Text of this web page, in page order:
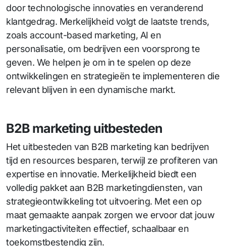
door technologische innovaties en veranderend
klantgedrag. Merkelijkheid volgt de laatste trends,
zoals account-based marketing, AI en
personalisatie, om bedrijven een voorsprong te
geven. We helpen je om in te spelen op deze
ontwikkelingen en strategieën te implementeren die
relevant blijven in een dynamische markt.
B2B marketing uitbesteden
Het uitbesteden van B2B marketing kan bedrijven
tijd en resources besparen, terwijl ze profiteren van
expertise en innovatie. Merkelijkheid biedt een
volledig pakket aan B2B marketingdiensten, van
strategieontwikkeling tot uitvoering. Met een op
maat gemaakte aanpak zorgen we ervoor dat jouw
marketingactiviteiten effectief, schaalbaar en
toekomstbestendig zijn.